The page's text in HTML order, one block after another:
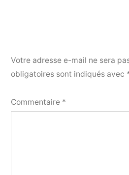
Votre adresse e-mail ne sera
obligatoires sont indiqués avec
Commentaire *